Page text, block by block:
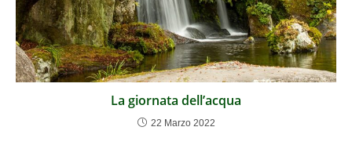
La giornata dell’acqua
22 Marzo 2022